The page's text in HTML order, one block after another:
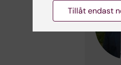
Tillåt endast